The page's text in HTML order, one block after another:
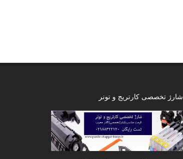
شارژ تخصصی کارتریج و تونر